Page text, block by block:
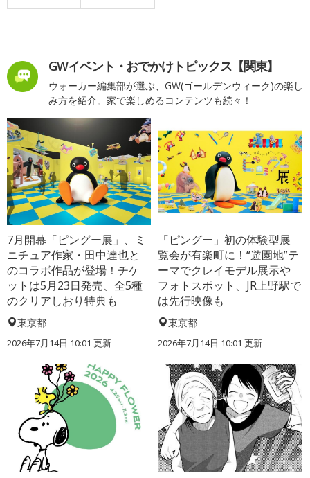
GWイベント・おでかけトピックス【関東】
ウォーカー編集部が選ぶ、GW(ゴールデンウィーク)の楽し
み方を紹介。家で楽しめるコンテンツも続々！
7月開幕「ピングー展」、ミ
ニチュア作家・田中達也と
のコラボ作品が登場！チケ
ットは5月23日発売、全5種
のクリアしおり特典も
東京都
2026年7月14日 10:01 更新
「ピングー」初の体験型展
覧会が有楽町に！“遊園地”テ
ーマでクレイモデル展示や
フォトスポット、JR上野駅で
は先行映像も
東京都
2026年7月14日 10:01 更新